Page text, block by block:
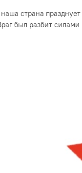
страна
был разбит